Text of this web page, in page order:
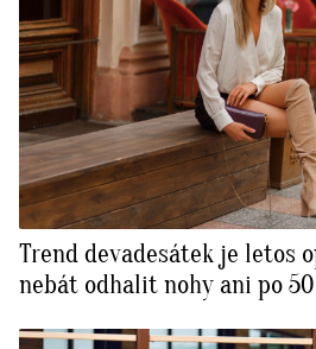
Trend devadesátek je letos
nebát odhalit nohy ani po 50